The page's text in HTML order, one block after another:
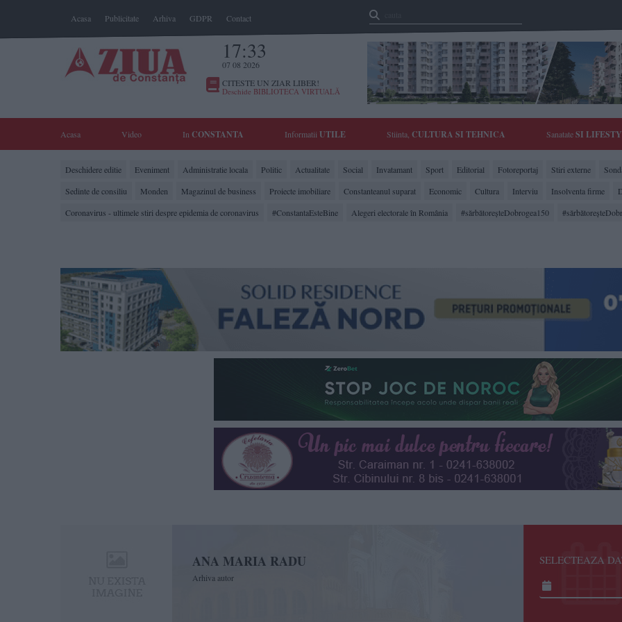
Acasa Publicitate Arhiva GDPR Contact
17:33
07 08 2026
CITESTE UN ZIAR LIBER!
Deschide BIBLIOTECA VIRTUALĂ
Acasa Video In CONSTANTA Informatii UTILE Stiinta, CULTURA SI TEHNICA SanatateSI
Deschidere editie Eveniment Administratie locala Politic Actualitate Social Invatamant Sport Editorial Fotoreportaj Stiri externe
Sedinte de consiliu
Monden Magazinul de business Proiecte imobiliare Constanteanul suparat Economic Cultura Interviu Insolventa firme
Coronavirus - ultimele stiri despre epidemia de coronavirus
#ConstantaEsteBine Alegeri electorale în România #sărbătoreşteDobrogea150
ANA MARIA RADU
Arhiva autor
SELECTEAZA